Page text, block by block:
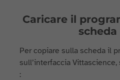
Caricare il
scheda
Per copiare sulla scheda il
sull’interfaccia
: